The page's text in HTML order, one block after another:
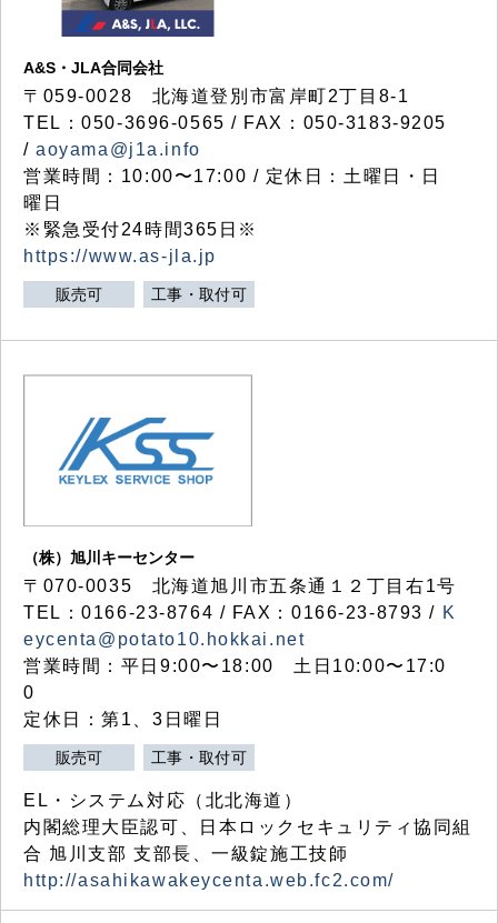
A&S・JLA合同会社
〒 059-0028 北海道登別市富岸町2丁目 8-1
TEL：050-3696-0565 / FAX：050-3183-9205
/aoyama@j1a.info
営業時間：10:00〜17:00 / 定休日：土曜日・日
曜日
※緊急受付24時間365日※
https://www.as-jla.jp
販売可 工事・取付可
（株）旭川キーセンター
〒070-0035 北海道旭川市五条通１２丁目右1号
TEL：0166-23-8764 / FAX：0166-23-8793 / K
eycenta@potato10.hokkai.net
営業時間：平日9:00〜18:00 土日10:00〜17:0
0
定休日：第1、3日曜日
販売可 工事・取付可
EL・システム対応（北北海道）
内閣総理大臣認可、日本ロックセキュリティ協同組
合 旭川支部 支部長、一級錠施工技師
http://asahikawakeycenta.web.fc2.com/